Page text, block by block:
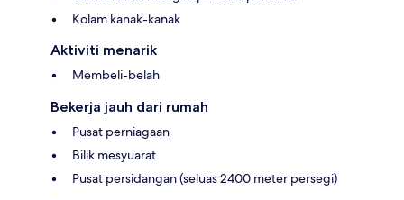
Kolam kanak-kanak
Aktiviti menarik
Membeli-belah
Bekerja jauh dari rumah
Pusat perniagaan
Bilik mesyuarat
Pusat persidangan (seluas 2400 meter persegi)